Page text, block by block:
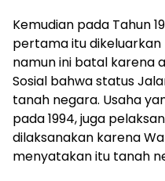
Kemudian pada Tahun
pertama itu dikeluarkan
namun ini batal karena
Sosial bahwa status
tanah negara. Usaha
pada 1994, juga
dilaksanakan karena
menyatakan itu tanah